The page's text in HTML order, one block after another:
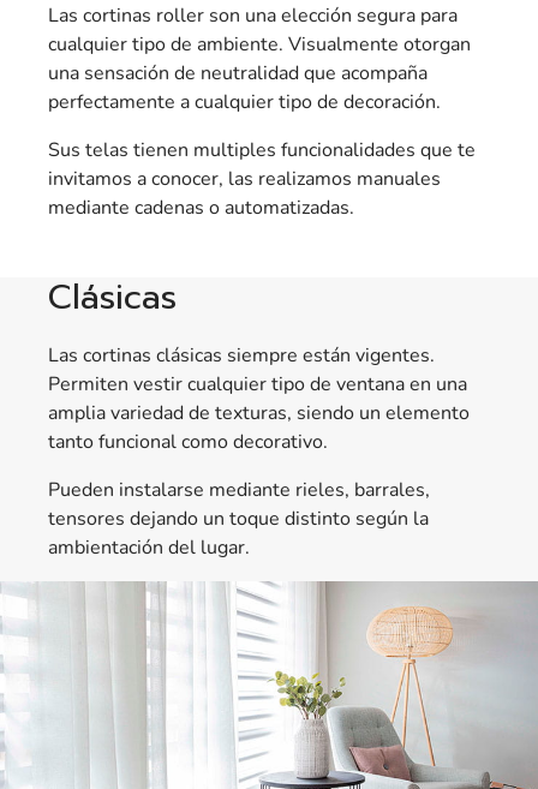
Las cortinas roller son una elección segura para
cualquier tipo de ambiente. Visualmente otorgan
una sensación de neutralidad que acompaña
perfectamente a cualquier tipo de decoración.
Sus telas tienen multiples funcionalidades que te
invitamos a conocer, las realizamos manuales
mediante cadenas o automatizadas.
Clásicas
Las cortinas clásicas siempre están vigentes.
Permiten vestir cualquier tipo de ventana en una
amplia variedad de texturas, siendo un elemento
tanto funcional como decorativo.
Pueden instalarse mediante rieles, barrales,
tensores dejando un toque distinto según la
ambientación del lugar.